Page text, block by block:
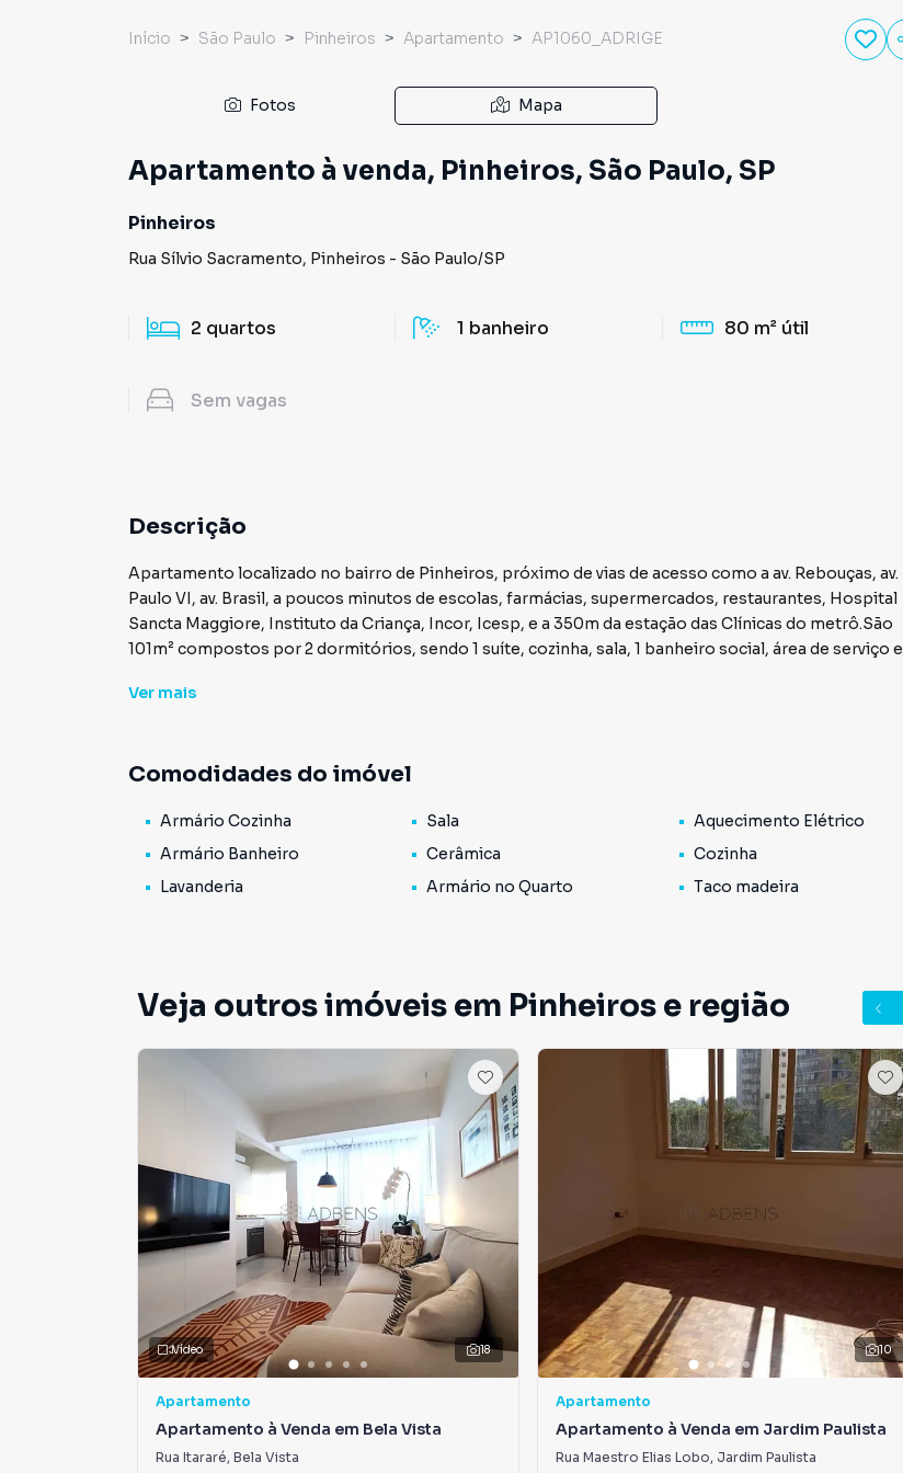
Início São Paulo Pinheiros Apartamento AP1060_ADRIGE
Fotos Mapa
Apartamento à venda, Pinheiros, São Paulo, SP
Pinheiros
Rua Sílvio Sacramento, Pinheiros - São Paulo/SP
2 quartos 1 banheiro 80 m² útil
Sem vagas
Descrição
Apartamento localizado no bairro de Pinheiros, próximo de vias de acesso como a av. Rebouças, av.
Paulo VI, av. Brasil, a poucos minutos de escolas, farmácias, supermercados, restaurantes, Hospital
Sancta Maggiore, Instituto da Criança, Incor, Icesp, e a 350m da estação das Clínicas do metrô.São
101m² compostos por 2 dormitórios, sendo 1 suíte, cozinha, sala, 1 banheiro social, área de serviço e
disponibilidade do imóvel e os valores estão sujeitos à alterações sem prévio aviso! -
Ver mais
Comodidades do imóvel
Armário Cozinha Sala
Aquecimento Elétrico
Armário Banheiro
Cerâmica
Cozinha
Lavanderia
Armário no Quarto Taco madeira
Veja outros imóveis em Pinheiros e região
18
Vídeo
Apartamento
Apartamento à Venda em Bela Vista
Rua Itararé, Bela Vista
10
Apartamento
Apartamento à Venda em Jardim Paulista
Rua Maestro Elias Lobo, Jardim Paulista